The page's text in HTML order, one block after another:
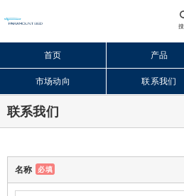
Close
首页 产品
市场动向 联系我们
联系我们
名称 必填